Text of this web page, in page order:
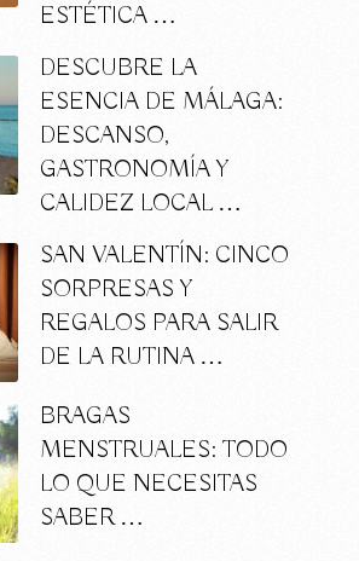
ESTÉTICA …
DESCUBRE LA
ESENCIA DE MÁLAGA:
DESCANSO,
GASTRONOMÍA Y
CALIDEZ LOCAL …
SAN VALENTÍN: CINCO
SORPRESAS Y
REGALOS PARA SALIR
DE LA RUTINA …
BRAGAS
MENSTRUALES: TODO
LO QUE NECESITAS
SABER …